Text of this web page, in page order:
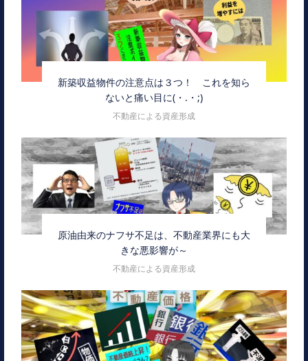
新築収益物件の注意点は３つ！ これを知ら
ないと痛い目に(・.・;)
不動産による資産形成
原油由来のナフサ不足は、不動産業界にも大
きな悪影響が～
不動産による資産形成